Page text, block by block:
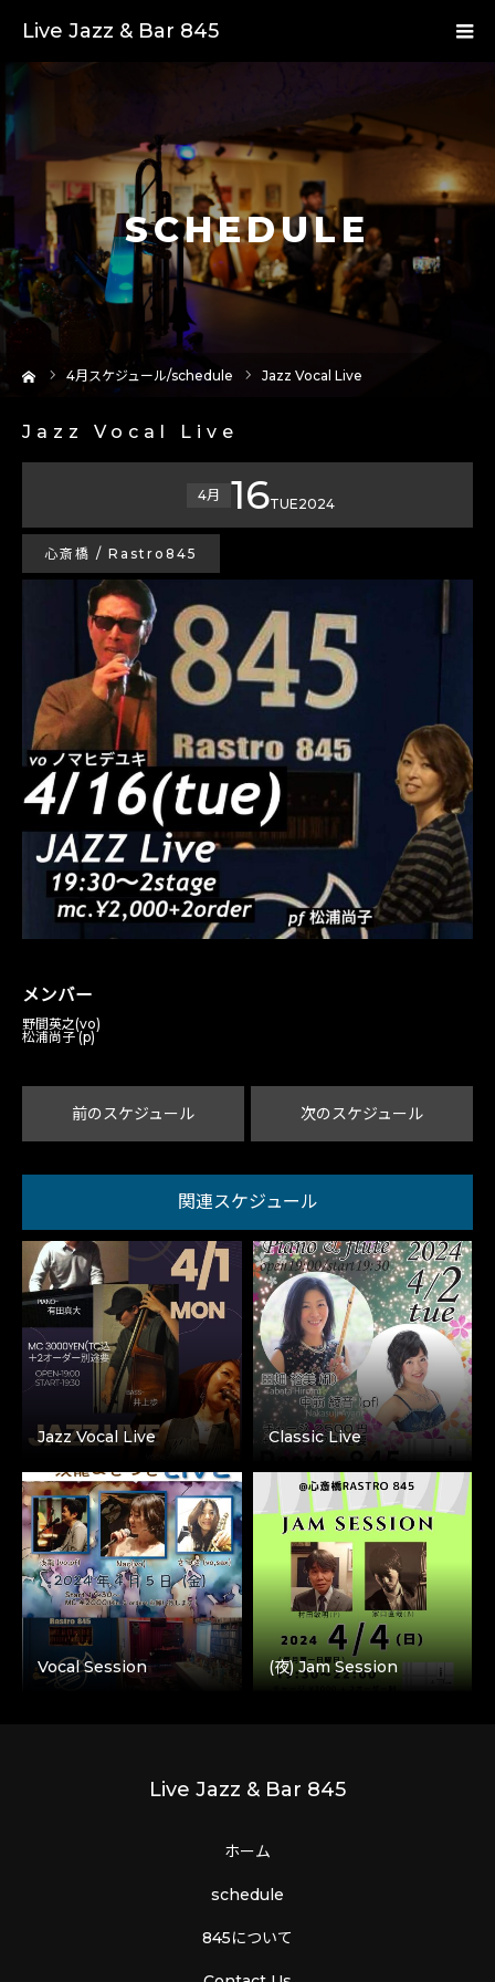
Live Jazz & Bar 845
SCHEDULE
4月スケジュール/schedule Jazz Vocal Live
Jazz Vocal Live
4月 16TUE2024
心斎橋 / Rastro845
メンバー
野間英之(vo)
松浦尚子 (p)
前のスケジュール 次のスケジュール
関連スケジュール
Jazz Vocal Live Classic Live
Vocal Session (夜) Jam Session
Live Jazz & Bar 845
ホーム
schedule
845について